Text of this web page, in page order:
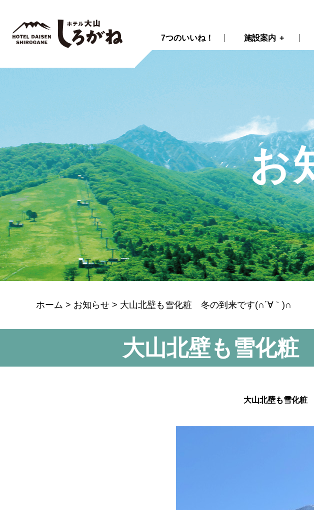
7つのいいね！ 施設案内
お
ホーム > お知らせ > 大山北壁も雪化粧 冬の到来です(∩´∀｀)∩
大山北壁も雪化
大山北壁も雪化粧